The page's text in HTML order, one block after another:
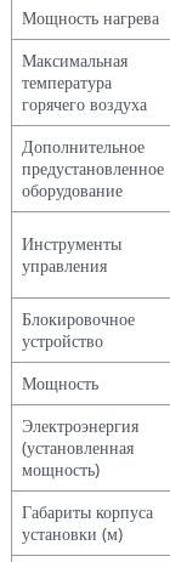
Мощность нагрева
Максимальная
температура
горячего воздуха
Дополнительное
предустановленное
оборудование
Инструменты
управления
Блокировочное
устройство
Мощность
Электроэнергия
(установленная
мощность)
Габариты корпуса
установки (м)